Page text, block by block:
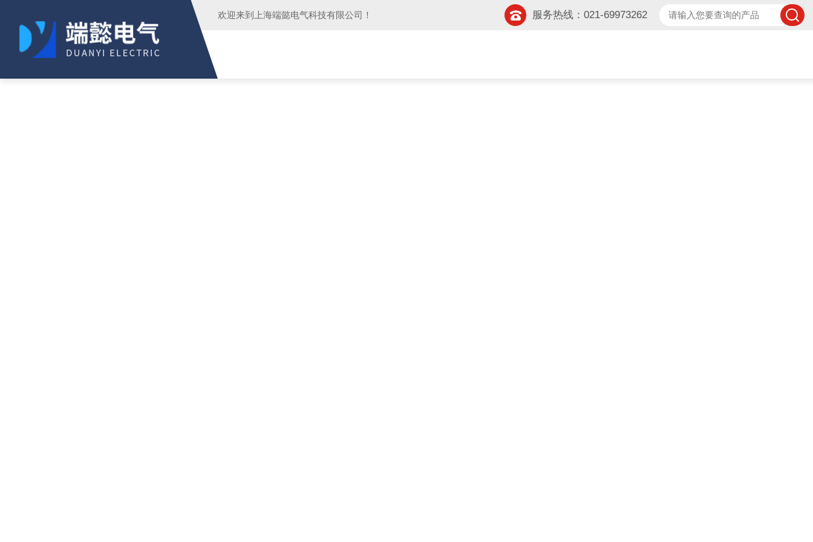
欢迎来到 上海端懿电气科技有限公司 ！ 服务热线：021-69973262